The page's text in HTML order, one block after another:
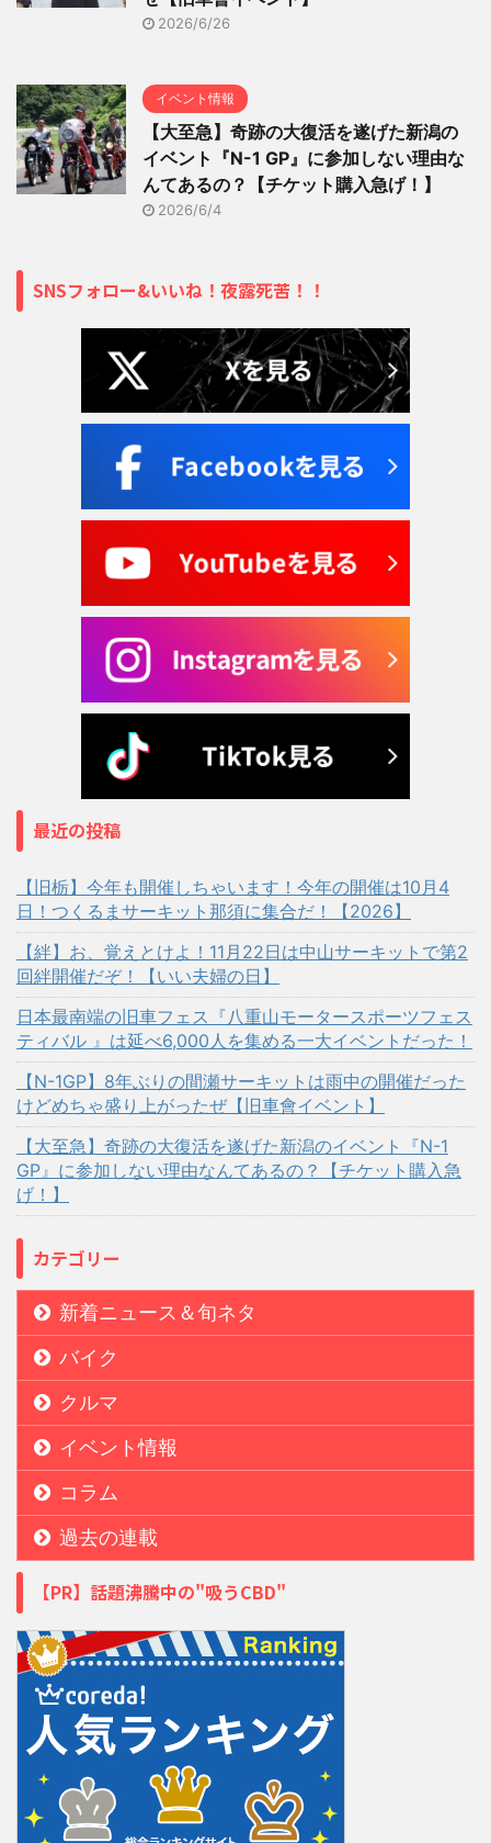
2026/6/26
イベント情報
【大至急】奇跡の大復活を遂げた新潟の
イベント『N-1 GP』に参加しない理由な
んてあるの？【チケット購入急げ！】
2026/6/4
SNSフォロー&いいね！夜露死苦！！
最近の投稿
【旧栃】今年も開催しちゃいます！今年の開催は10月4
日！つくるまサーキット那須に集合だ！【2026】
【絆】お、覚えとけよ！11月22日は中山サーキットで第2
回絆開催だぞ！【いい夫婦の日】
日本最南端の旧車フェス『八重山モータースポーツフェス
ティバル 』は延べ6,000人を集める一大イベントだった！
【N-1GP】8年ぶりの間瀬サーキットは雨中の開催だった
けどめちゃ盛り上がったぜ【旧車會イベント】
【大至急】奇跡の大復活を遂げた新潟のイベント『N-1
GP』に参加しない理由なんてあるの？【チケット購入急
げ！】
カテゴリー
新着ニュース＆旬ネタ
バイク
クルマ
イベント情報
コラム
過去の連載
【PR】話題沸騰中の"吸うCBD"